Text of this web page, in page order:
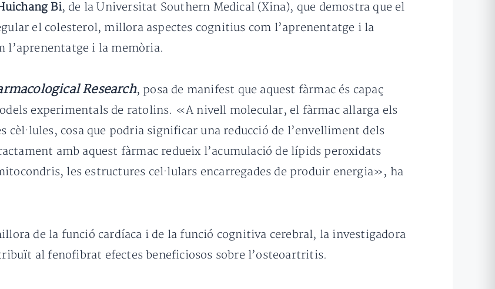
Bi, de la Universitat Southern Medical (Xina), que demostra que el
el colesterol, millora aspectes cognitius com l’aprenentatge i la
l’aprenentatge i la memòria.
Research, posa de manifest que aquest fàrmac és capaç
experimentals de ratolins. «A nivell molecular, el fàrmac allarga els
cèl·lules, cosa que podria significar una reducció de l’envelliment dels
amb aquest fàrmac redueix l’acumulació de lípids peroxidats
les estructures cel·lulars encarregades de produir energia», ha
de la funció cardíaca i de la funció cognitiva cerebral, la investigadora
al fenofibrat efectes beneficiosos sobre l’osteoartritis.